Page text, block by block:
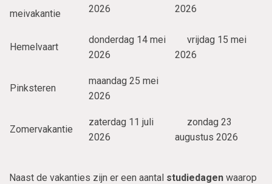
meivakantie
2026
2026
Hemelvaart
donderdag 14 mei
2026
vrijdag 15 mei
2026
Pinksteren
maandag 25 mei
2026
Zomervakantie
zaterdag 11 juli
2026
zondag 23
augustus 2026
Naast de vakanties zijn er een aantal studiedagen waarop